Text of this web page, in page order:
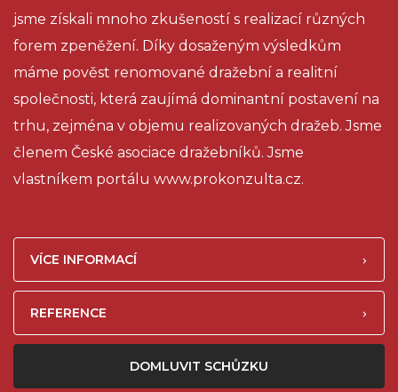
jsme získali mnoho zkušeností s realizací různých
forem zpeněžení. Díky dosaženým výsledkům
máme pověst renomované dražební a realitní
společnosti, která zaujímá dominantní postavení na
trhu, zejména v objemu realizovaných dražeb. Jsme
členem České asociace dražebníků. Jsme
vlastníkem portálu www.prokonzulta.cz.
VÍCE INFORMACÍ
REFERENCE
DOMLUVIT SCHŮZKU